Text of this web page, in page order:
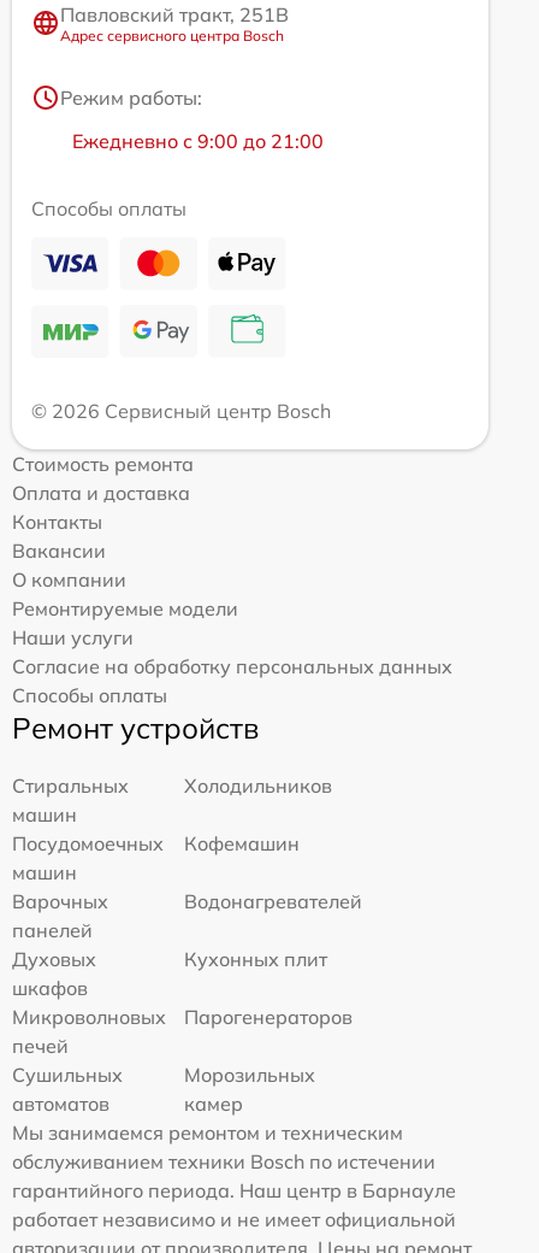
Павловский тракт, 251В
Адрес сервисного центра Bosch
Режим работы:
Ежедневно с 9:00 до 21:00
Способы оплаты
© 2026 Сервисный центр Bosch
Стоимость ремонта
Оплата и доставка
Контакты
Вакансии
О компании
Ремонтируемые модели
Наши услуги
Согласие на обработку персональных данных
Способы оплаты
Ремонт устройств
Стиральных
машин
Холодильников
Посудомоечных
машин
Кофемашин
Варочных
панелей
Водонагревателей
Духовых
шкафов
Кухонных плит
Микроволновых
печей
Парогенераторов
Сушильных
автоматов
Морозильных
камер
Мы занимаемся ремонтом и техническим
обслуживанием техники Bosch по истечении
гарантийного периода. Наш центр в Барнауле
работает независимо и не имеет официальной
авторизации от производителя. Цены на ремонт,